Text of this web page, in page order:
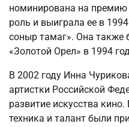
номинирована на
роль и выиграла ее в
соныр тамаг». Она также
«Золотой Орел» в 1994
В 2002 году Инна
артистки Российской
развитие искусства
техника и талант были